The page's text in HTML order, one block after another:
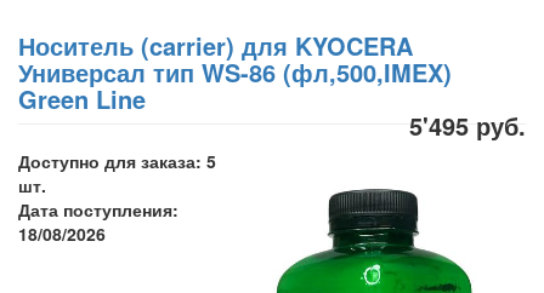
Носитель (carrier) для KYOCERA
Универсал тип WS-86 (фл,500,IMEX)
Green Line
5'495 руб.
Доступно для заказа: 5
шт.
Дата поступления:
18/08/2026